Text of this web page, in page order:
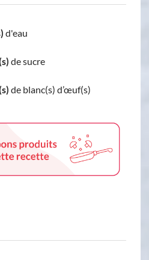
d'eau
de sucre
de blanc(s) d’œuf(s)